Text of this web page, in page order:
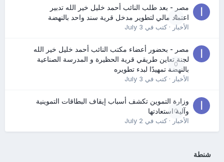
0
مصر - بعد طلب النائب أحمد خليل خير الله تدبير
اعتماد مالي لتطوير مدخل قرية سند واحد بالنهضة
الأخبار· كتب في July 3
0
مصر - بحضور أعضاء مكتب النائب أحمد خليل خير الله
لجنة تعاين طريقي قرية الحظيرة و المدرسة الصناعية
بالنهضة تمهيدًا لبدء تطويره
الأخبار· كتب في July 3
0
وزارة التموين تكشف أسباب إيقاف البطاقات التموينية
وآلية استعادتها
الأخبار· كتب في July 2
شنطة